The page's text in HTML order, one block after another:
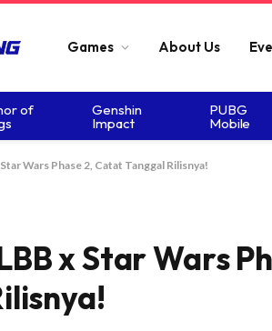
Games About Us
of Genshin
Impact
PUBG
Mobile
Wars Phase 2, Catat Tanggal Rilisnya!
x Star Wars